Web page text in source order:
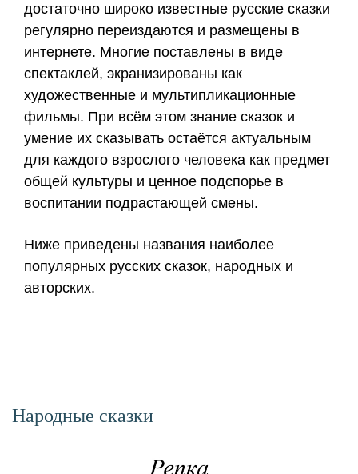
достаточно широко известные русские сказки
регулярно переиздаются и размещены в
интернете. Многие поставлены в виде
спектаклей, экранизированы как
художественные и мультипликационные
фильмы. При всём этом знание сказок и
умение их сказывать остаётся актуальным
для каждого взрослого человека как предмет
общей культуры и ценное подспорье в
воспитании подрастающей смены.
Ниже приведены названия наиболее
популярных русских сказок, народных и
авторских.
Народные сказки